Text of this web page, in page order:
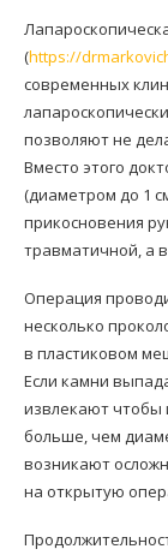
(https://
современных
позволяют не
Вместо этого
(диаметром до 1
прикосновения
травматичной, а
Операция
несколько
в пластиковом
Если камни
извлекают чтобы
больше, чем
возникают
на открытую